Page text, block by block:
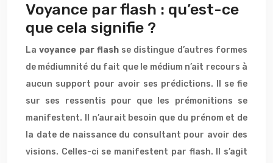
Voyance par flash : qu’est-ce
que cela signifie ?
Lavoyance par flashse distingue d’autres formes
de médiumnité du fait que le médium n’ait recours à
aucun support pour avoir ses prédictions. Il se fie
sur ses ressentis pour que les prémonitions se
manifestent. Il n’aurait besoin que du prénom et de
la date de naissance du consultant pour avoir des
visions. Celles-ci se manifestent par flash. Il s’agit